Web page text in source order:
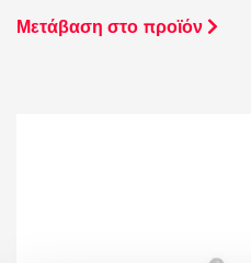
Μετάβαση στο προϊόν